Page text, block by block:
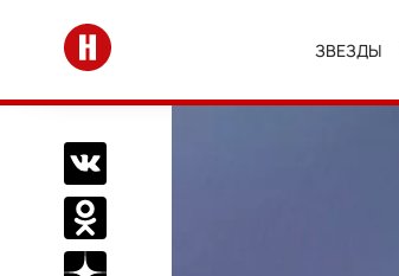
Перейти на главную
ЗВЕЗДЫ
Поделиться Вконтакте
Поделиться в Одноклассниках
Подписаться на нас в Дзен